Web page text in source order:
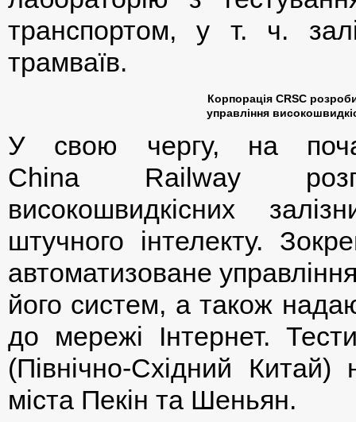
транспортом, у т. ч.
трамваїв.
Корпорація CRSC
управління
У свою чергу, на
China Railway
високошвидкісних
штучного інтелекту.
автоматизоване
його систем, а також
до мережі Інтернет.
(Північно-Східний Китай)
міста Пекін та Шеньян.